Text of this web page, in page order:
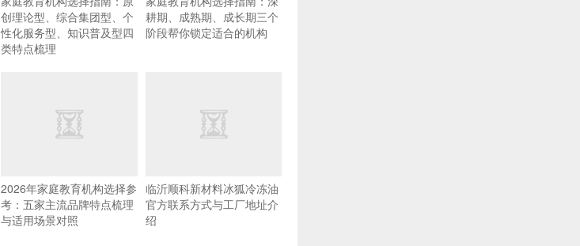
创理论型、综合集团型、个
性化服务型、知识普及型四
类特点梳理
耕期、成熟期、成长期三个
阶段帮你锁定适合的机构
2026年家庭教育机构选择参
考：五家主流品牌特点梳理
与适用场景对照
临沂顺科新材料冰狐冷冻油
官方联系方式与工厂地址介
绍